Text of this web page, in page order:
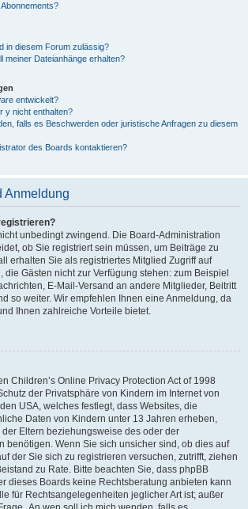
in diesem Forum zulässig?
meiner Dateianhänge erhalten?
entwickelt?
y nicht enthalten?
falls es Beschwerden oder juristische Anfragen zu diesem
des Boards kontaktieren?
Anmeldung
unbedingt zwingend. Die Board-Administration
ob Sie registriert sein müssen, um Beiträge zu
erhalten Sie als registriertes Mitglied Zugriff auf
die Gästen nicht zur Verfügung stehen: zum Beispiel
E-Mail-Versand an andere Mitglieder, Beitritt
so weiter. Wir empfehlen Ihnen eine Anmeldung, da
Ihnen zahlreiche Vorteile bietet.
Children’s Online Privacy Protection Act of 1998
der Privatsphäre von Kindern im Internet von
USA, welches festlegt, dass Websites, die
Daten von Kindern unter 13 Jahren erheben,
Eltern beziehungsweise des oder der
benötigen. Wenn Sie sich unsicher sind, ob dies auf
der Sie sich zu registrieren versuchen, zutrifft, ziehen
zu Rate. Bitte beachten Sie, dass phpBB
dieses Boards keine Rechtsberatung anbieten kann
für Rechtsangelegenheiten jeglicher Art ist; außer